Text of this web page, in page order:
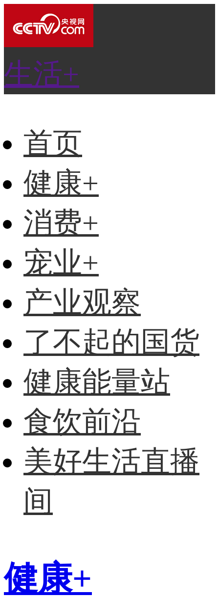
生活+
首页
健康+
消费+
宠业+
产业观察
了不起的国货
健康能量站
食饮前沿
美好生活直播
间
健康+